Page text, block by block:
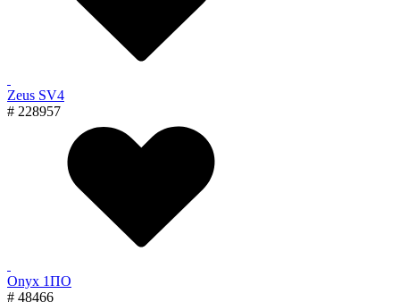
Zeus SV4
# 228957
Onyx 1ПО
# 48466